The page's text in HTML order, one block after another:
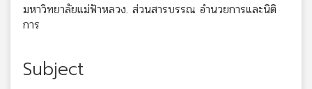
มหาวิทยาลัยแม่ฟ้าหลวง. ส่วนสารบรรณ อำนวยการและนิติ
การ
Subject